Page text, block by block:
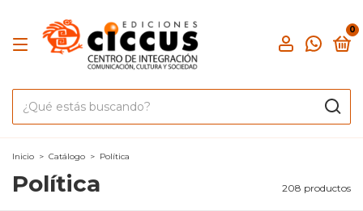
0
Inicio > Catálogo > Política
Política 208 productos